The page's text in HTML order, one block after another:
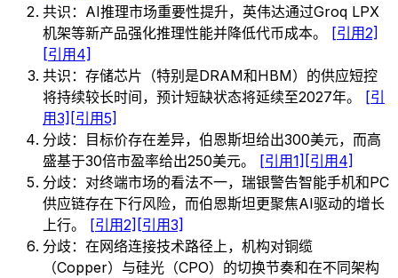
共识：AI推理市场重要性提升，英伟达通过Groq LPX
机架等新产品强化推理性能并降低代币成本。 [引用2]
[引用4]
共识：存储芯片（特别是DRAM和HBM）的供应短控
将持续较长时间，预计短缺状态将延续至2027年。 [引
用3] [引用5]
分歧：目标价存在差异，伯恩斯坦给出300美元，而高
盛基于30倍市盈率给出250美元。 [引用1] [引用4]
分歧：对终端市场的看法不一，瑞银警告智能手机和PC
供应链存在下行风险，而伯恩斯坦更聚焦AI驱动的增长
上行。 [引用2] [引用3]
分歧：在网络连接技术路径上，机构对铜缆
（Copper）与硅光（CPO）的切换节奏和在不同架构